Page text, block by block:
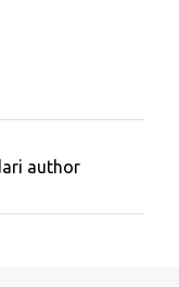
author